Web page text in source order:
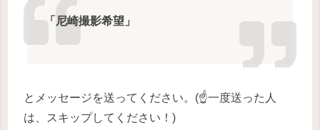
「尼崎撮影希望」
とメッセージを送ってください。(☝️一度送った人
は、スキップしてください！)